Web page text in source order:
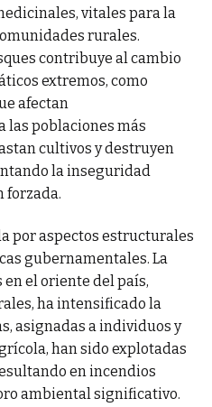
vitales para la
rurales.
contribuye al cambio
extremos, como
afectan
las poblaciones más
cultivos y destruyen
la inseguridad
forzada.
por aspectos estructurales
gubernamentales. La
el oriente del país,
ha intensificado la
asignadas a individuos y
han sido explotadas
en incendios
ambiental significativo.